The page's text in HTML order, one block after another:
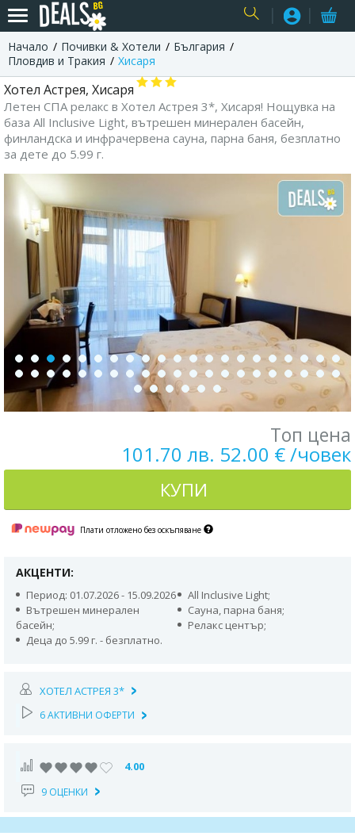
Начало Почивки & Хотели
България
Пловдив и Тракия
Хисаря
Хотел Астрея, Хисаря
Летен СПА релакс в Хотел Астрея 3*, Хисаря! Нощувка на
база All Inclusive Light, вътрешен минерален басейн,
финландска и инфрачервена сауна, парна баня, безплатно
за дете до 5.99 г.
Топ цена
101.70 лв. 52.00 € /човек
КУПИ
Плати отложено без оскъпяване
АКЦЕНТИ:
Период: 01.07.2026 - 15.09.2026
All Inclusive Light;
Вътрешен минерален
басейн;
Сауна, парна баня;
Релакс център;
Деца до 5.99 г. - безплатно.
ХОТЕЛ АСТРЕЯ 3*
6 АКТИВНИ ОФЕРТИ
4.00
9 ОЦЕНКИ